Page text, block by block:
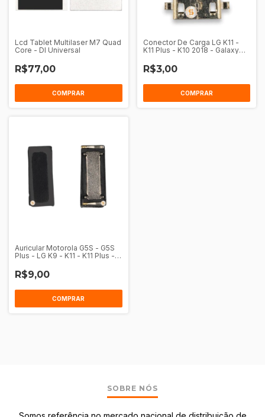
Lcd Tablet Multilaser M7 Quad
Core - Dl Universal
R$77,00
Conector De Carga LG K11 -
K11 Plus - K10 2018 - Galaxy
R$3,00
Auricular Motorola G5S - G5S
Plus - LG K9 - K11 - K11 Plus -
R$9,00
SOBRE NÓS